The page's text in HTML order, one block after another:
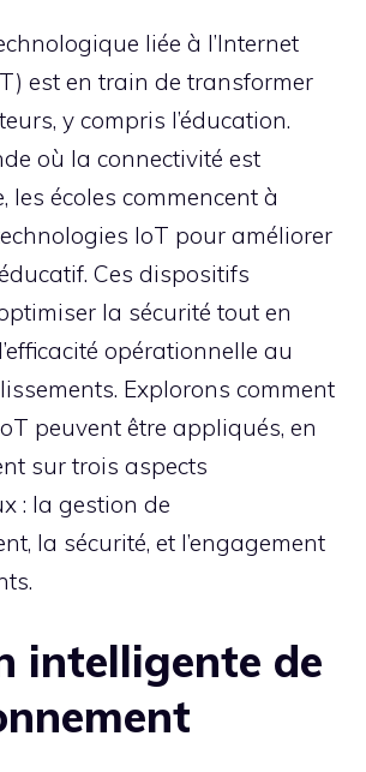
liée à l’Internet
est en train de transformer
y compris l’éducation.
où la connectivité est
les écoles commencent à
IoT pour améliorer
Ces dispositifs
la sécurité tout en
opérationnelle au
Explorons comment
peuvent être appliqués, en
sur trois aspects
: la gestion de
la sécurité, et l’engagement
intelligente de